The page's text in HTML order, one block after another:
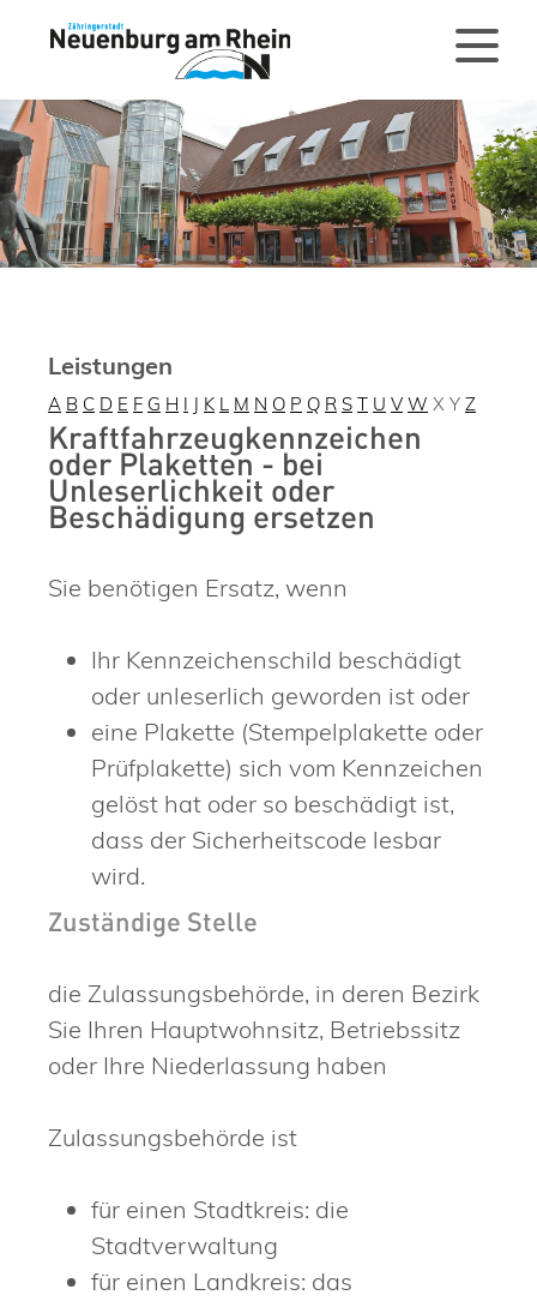
Leistungen
A B C D E F G H I J K L M N O P Q R S T U V W X Y Z
Kraftfahrzeugkennzeichen
oder Plaketten - bei
Unleserlichkeit oder
Beschädigung ersetzen
Sie benötigen Ersatz, wenn
Ihr Kennzeichenschild beschädigt
oder unleserlich geworden ist oder
eine Plakette (Stempelplakette oder
Prüfplakette) sich vom Kennzeichen
gelöst hat oder so beschädigt ist,
dass der Sicherheitscode lesbar
wird.
Zuständige Stelle
die Zulassungsbehörde, in deren Bezirk
Sie Ihren Hauptwohnsitz, Betriebssitz
oder Ihre Niederlassung haben
Zulassungsbehörde ist
für einen Stadtkreis: die
Stadtverwaltung
für einen Landkreis: das